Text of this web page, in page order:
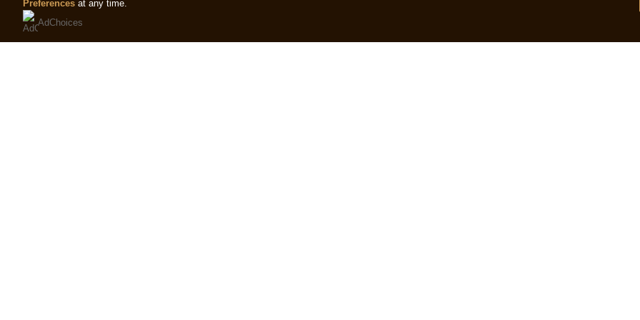
Preferences at any time.
AdChoices